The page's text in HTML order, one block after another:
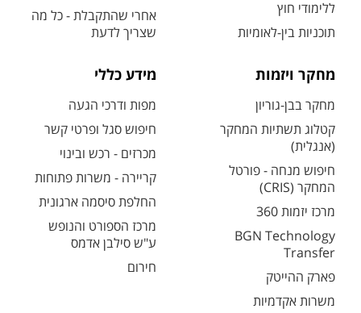
ללימודי חוץ
תוכניות בין-לאומיות
אחרי שהתקבלת - כל מה
שצריך לדעת
מחקר ויזמות
מחקר בבן-גוריון
קטלוג תשתיות המחקר
(אנגלית)
חיפוש מנחה - פורטל
המחקר (CRIS)
מרכז יזמות 360
BGN Technology
Transfer
פארק ההייטק
משרות אקדמיות
מידע כללי
מפות ודרכי הגעה
חיפוש סגל ופרטי קשר
מכרזים - רכש ובינוי
קריירה - משרות פתוחות
החלפת סיסמה ארגונית
מרכז הספורט והנופש
ע"ש סילבן אדמס
חירום